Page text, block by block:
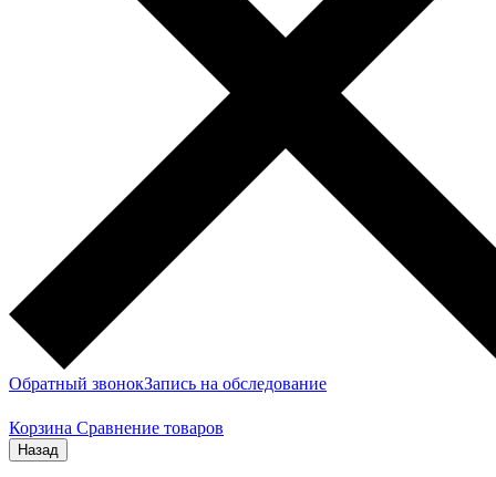
Обратный звонокЗапись на обследование
Корзина Сравнение товаров
Назад